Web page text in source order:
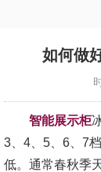
如何做
智能展示柜
3、4、5、6、7
低。通常春秋季